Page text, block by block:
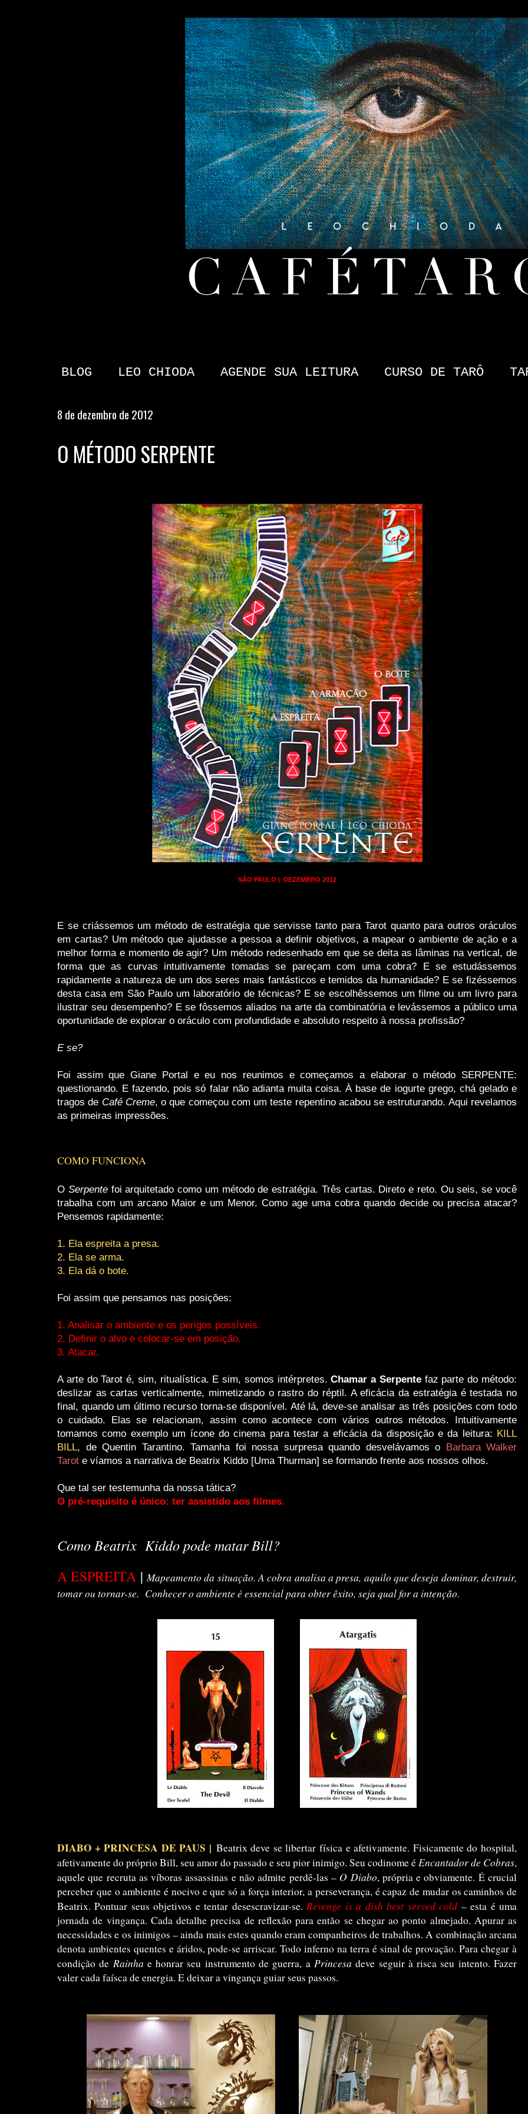
BLOG LEO CHIODA AGENDE SUA LEITURA CURSO DE TARÔ
8 de dezembro de 2012
O MÉTODO SERPENTE
SÃO PAULO | DEZEMBRO 2012
E se criássemos um método de estratégia que servisse tanto para Tarot quanto para outros oráculos
em cartas? Um método que ajudasse a pessoa a definir objetivos, a mapear o ambiente de ação e a
melhor forma e momento de agir? Um método redesenhado em que se deita as lâminas na vertical, de
forma que as curvas intuitivamente tomadas se pareçam com uma cobra? E se estudássemos
rapidamente a natureza de um dos seres mais fantásticos e temidos da humanidade? E se fizéssemos
desta casa em São Paulo um laboratório de técnicas? E se escolhêssemos um filme ou um livro para
ilustrar seu desempenho? E se fôssemos aliados na arte da combinatória e levássemos a público uma
oportunidade de explorar o oráculo com profundidade e absoluto respeito à nossa profissão?
E se?
Foi assim que Giane Portal e eu nos reunimos e começamos a elaborar o método SERPENTE:
questionando. E fazendo, pois só falar não adianta muita coisa. À base de iogurte grego, chá gelado e
tragos de Café Creme, o que começou com um teste repentino acabou se estruturando. Aqui revelamos
as primeiras impressões.
COMO FUNCIONA
O Serpentefoi arquitetado como um método de estratégia. Três cartas. Direto e reto. Ou seis, se você
trabalha com um arcano Maior e um Menor. Como age uma cobra quando decide ou precisa atacar?
Pensemos rapidamente:
1. Ela espreita a presa.
2. Ela se arma.
3. Ela dá o bote.
Foi assim que pensamos nas posições:
1. Analisar o ambiente e os perigos possíveis.
2. Definir o alvo e colocar-se em posição.
3. Atacar.
A arte do Tarot é, sim, ritualística. E sim, somos intérpretes.Chamar a Serpentefaz parte do método:
deslizar as cartas verticalmente, mimetizando o rastro do réptil. A eficácia da estratégia é testada no
final, quando um último recurso torna-se disponível. Até lá, deve-se analisar as três posições com todo
o cuidado. Elas se relacionam, assim como acontece com vários outros métodos.
Intuitivamente
tomamos como exemplo um ícone do cinema para testar a eficácia da disposição e da leitura: KILL
BILL, de Quentin Tarantino. Tamanha foi nossa surpresa quando desvelávamos o
Barbara Walker
Tarot e víamos a narrativa de Beatrix Kiddo [Uma Thurman] se formando frente aos nossos olhos.
Que tal ser testemunha da nossa tática?
O pré-requisito é único: ter assistido aos filmes.
Como Beatrix Kiddo pode matar Bill?
A ESPREITA | Mapeamento da situação. A cobra analisa a presa, aquilo que deseja dominar, destruir,
tomar ou tornar-se. Conhecer o ambiente é essencial para obter êxito, seja qual for a intenção.
DIABO + PRINCESA DE PAUS | Beatrix deve se libertar física e afetivamente. Fisicamente do hospital,
afetivamente do próprio Bill, seu amor do passado e seu pior inimigo. Seu codinome éEncantador de Cobras,
aquele que recruta as víboras assassinas e não admite perdê-las – O Diabo, própria e obviamente. É crucial
perceber que o ambiente é nocivo e que só a força interior, a perseverança, é capaz de mudar os caminhos de
Beatrix. Pontuar seus objetivos e tentar desescravizar-se.Revenge is a dish best served cold – esta é uma
jornada de vingança. Cada detalhe precisa de reflexão para então se chegar ao ponto almejado. Apurar as
necessidades e os inimigos – ainda mais estes quando eram companheiros de trabalhos. A combinação arcana
denota ambientes quentes e áridos, pode-se arriscar. Todo inferno na terra é sinal de provação. Para chegar à
condição de Rainha e honrar seu instrumento de guerra, a Princesa deve seguir à risca seu intento. Fazer
valer cada faísca de energia. E deixar a vingança guiar seus passos.